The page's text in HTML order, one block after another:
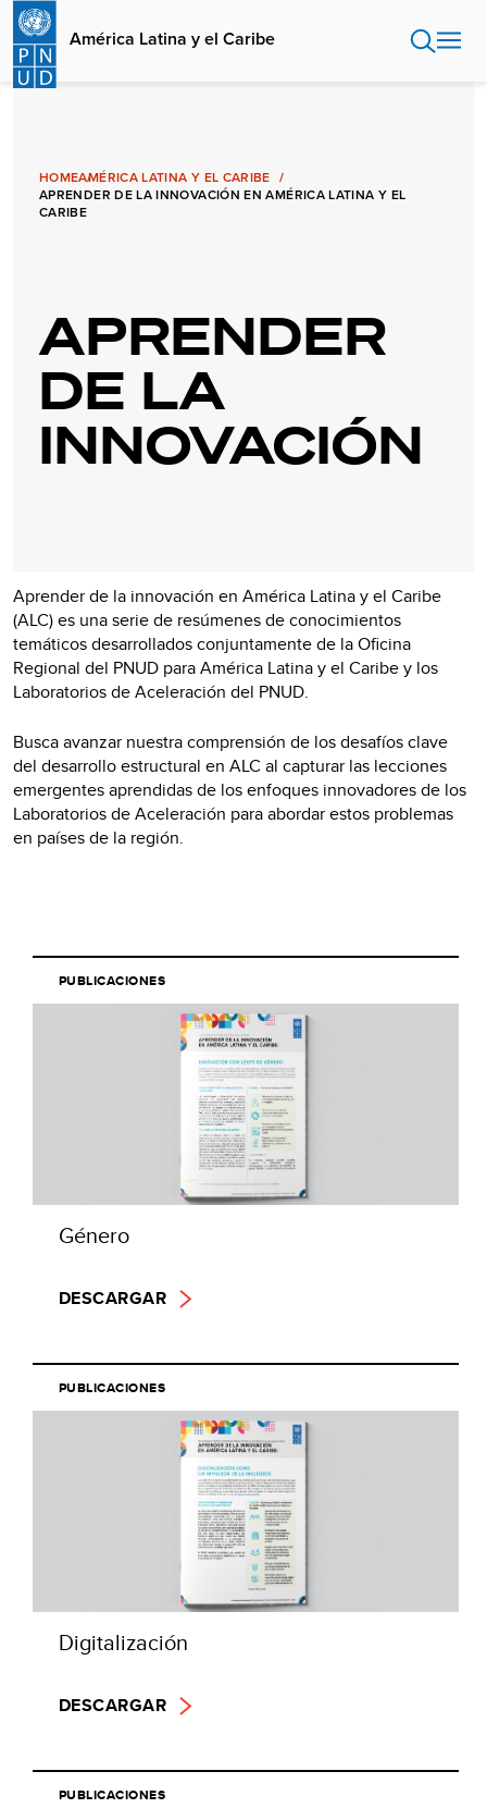
Pasar
contenido
principal
América Latina y el Caribe
HOMEAMÉRICA LATINA Y EL CARIBE
APRENDER DE LA INNOVACIÓN EN AMÉRICA LATINA Y EL
CARIBE
APRENDER
DE LA
INNOVACIÓN
Aprender de la innovación en América Latina y el Caribe
(ALC) es una serie de resúmenes de conocimientos
temáticos desarrollados conjuntamente de la Oficina
Regional del PNUD para América Latina y el Caribe y los
Laboratorios de Aceleración del PNUD.
Busca avanzar nuestra comprensión de los desafíos clave
del desarrollo estructural en ALC al capturar las lecciones
emergentes aprendidas de los enfoques innovadores de los
Laboratorios de Aceleración para abordar estos problemas
en países de la región.
PUBLICACIONES
Género
DESCARGAR
PUBLICACIONES
Digitalización
DESCARGAR
PUBLICACIONES